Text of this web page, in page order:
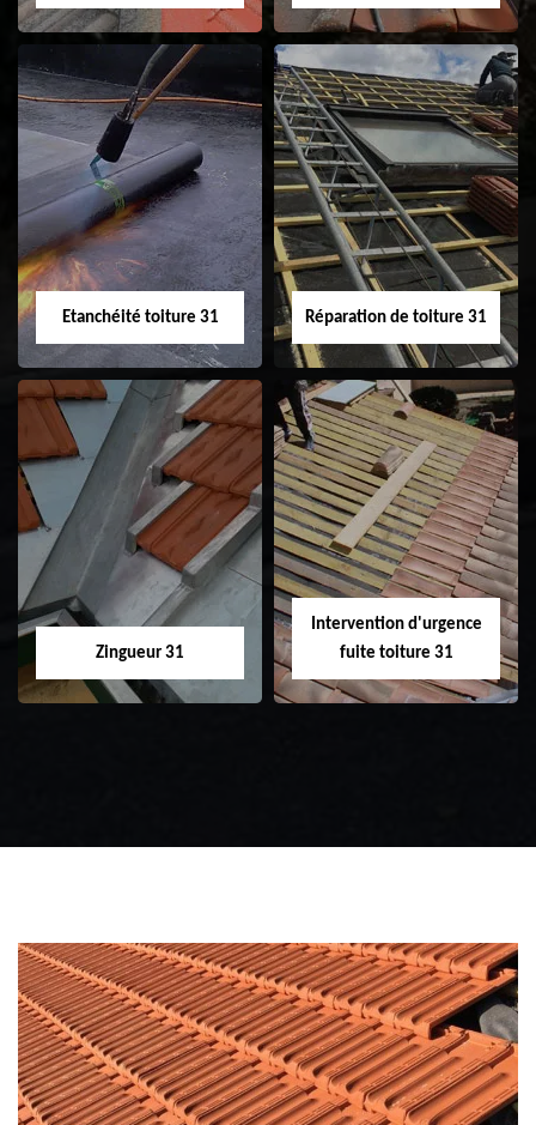
Peinture sur tuile
31
Nettoyage
demoussage de
toiture 31
Etanchéité toiture 31
Etanchéité toiture
31
Réparation de toiture 31
Réparation de
toiture 31
Zingueur 31
Intervention d'urgence
fuite toiture 31